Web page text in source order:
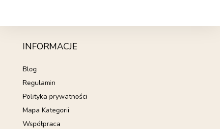
INFORMACJE
Blog
Regulamin
Polityka prywatności
Mapa Kategorii
Współpraca